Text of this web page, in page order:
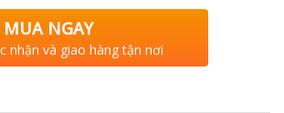
MUA NGAY
nhận và giao hàng tận nơi